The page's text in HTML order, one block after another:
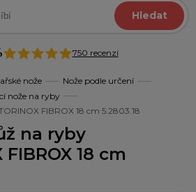
Hledat
750 recenzí
nože
Nože podle určení
nože na ryby
FIBROX 18 cm 5.2803.18
na ryby
FIBROX 18 cm